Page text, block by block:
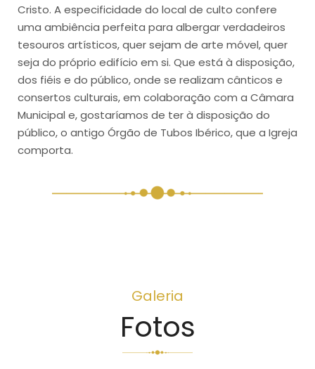
Cristo. A especificidade do local de culto confere
uma ambiência perfeita para albergar verdadeiros
tesouros artísticos, quer sejam de arte móvel, quer
seja do próprio edifício em si. Que está à disposição,
dos fiéis e do público, onde se realizam cânticos e
consertos culturais, em colaboração com a Câmara
Municipal e, gostaríamos de ter à disposição do
público, o antigo Órgão de Tubos Ibérico, que a Igreja
comporta.
Galeria
Fotos